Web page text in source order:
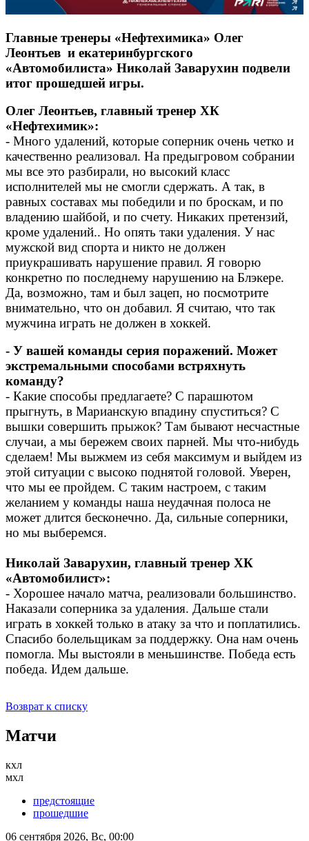
Главные тренеры «Нефтехимика» Олег
Леонтьев и екатеринбургского
«Автомобилиста» Николай Заварухин подвели
итог прошедшей игры.
Олег Леонтьев, главный тренер ХК
«Нефтехимик»:
- Много удалений, которые соперник очень четко и
качественно реализовал. На предыгровом собрании
мы все это разбирали, но высокий класс
исполнителей мы не смогли сдержать. А так, в
равных составах мы победили и по броскам, и по
владению шайбой, и по счету. Никаких претензий,
кроме удалений.. Но опять таки удаления. У нас
мужской вид спорта и никто не должен
приукрашивать нарушение правил. Я говорю
конкретно по последнему нарушению на Блэкере.
Да, возможно, там и был зацеп, но посмотрите
внимательно, что он добавил. Я считаю, что так
мужчина играть не должен в хоккей.
- У вашей команды серия поражений. Может
экстремальными способами встряхнуть
команду?
- Какие способы предлагаете? С парашютом
прыгнуть, в Марианскую впадину спуститься? С
вышки совершить прыжок? Там бывают несчастные
случаи, а мы бережем своих парней. Мы что-нибудь
сделаем! Мы выжмем из себя максимум и выйдем из
этой ситуации с высоко поднятой головой. Уверен,
что мы ее пройдем. С таким настроем, с таким
желанием у команды наша неудачная полоса не
может длится бесконечно. Да, сильные соперники,
но мы выберемся.
Николай Заварухин, главный тренер ХК
«Автомобилист»:
- Хорошее начало матча, реализовали большинство.
Наказали соперника за удаления. Дальше стали
играть в хоккей только в атаку за что и поплатились.
Спасибо болельщикам за поддержку. Она нам очень
помогла. Мы выстояли в меньшинстве. Победа есть
победа. Идем дальше.
Возврат к списку
Матчи
кхл
мхл
предстоящие
прошедшие
06 сентября 2026, Вс, 00:00